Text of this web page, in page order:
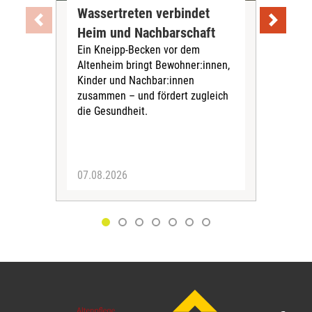
Wassertreten verbindet
Heim und Nachbarschaft
Ein Kneipp-Becken vor dem
Altenheim bringt Bewohner:innen,
Kinder und Nachbar:innen
zusammen – und fördert zugleich
die Gesundheit.
07.08.2026